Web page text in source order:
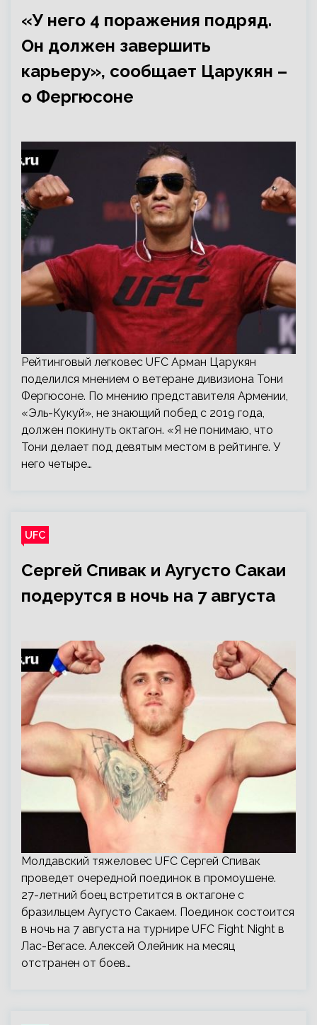
«У него 4 поражения подряд.
Он должен завершить
карьеру», сообщает Царукян –
о Фергюсоне
Рейтинговый легковес UFC Арман Царукян
поделился мнением о ветеране дивизиона Тони
Фергюсоне. По мнению представителя Армении,
«Эль-Кукуй», не знающий побед с 2019 года,
должен покинуть октагон. «Я не понимаю, что
Тони делает под девятым местом в рейтинге. У
него четыре…
UFC
Сергей Спивак и Аугусто Сакаи
подерутся в ночь на 7 августа
Молдавский тяжеловес UFC Сергей Спивак
проведет очередной поединок в промоушене.
27-летний боец встретится в октагоне с
бразильцем Аугусто Сакаем. Поединок состоится
в ночь на 7 августа на турнире UFC Fight Night в
Лас-Вегасе. Алексей Олейник на месяц
отстранен от боев…